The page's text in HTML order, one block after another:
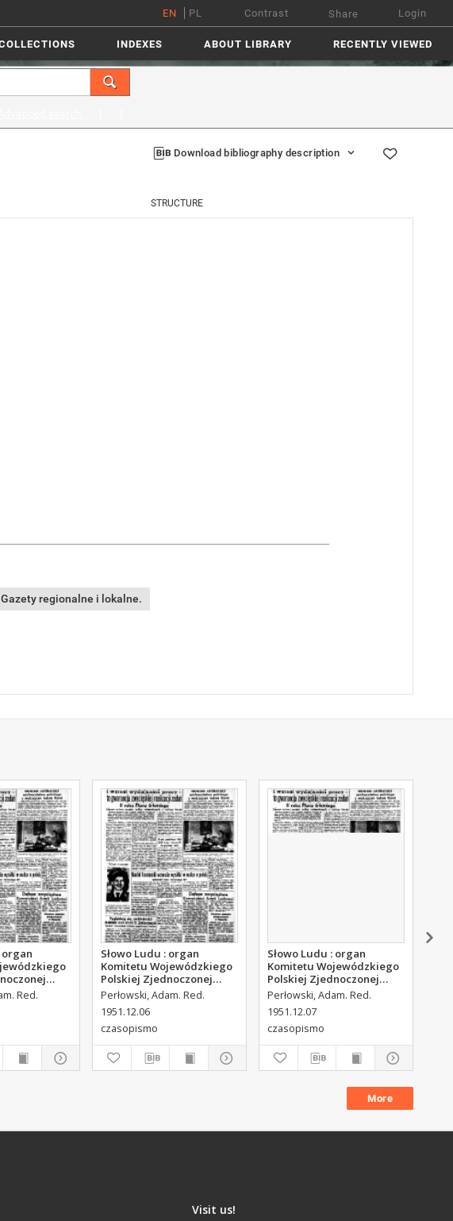
EN PL Contrast Share Login
INDEXES ABOUT LIBRARY RECENTLY VIEWED
Download bibliography description
STRUCTURE
Gazety regionalne i lokalne.
organ
1951,
Red.
Słowo Ludu : organ
Komitetu Wojewódzkiego
Polskiej Zjednoczonej
Partii Robotniczej, 1951,
R.3, nr 315
Perłowski, Adam. Red.
1951.12.06
czasopismo
Słowo Ludu : organ
Komitetu Wojewódzkiego
Polskiej Zjednoczonej
Partii Robotniczej, 1951,
R.3, nr 316
Perłowski, Adam. Red.
1951.12.07
czasopismo
More
Visit us!